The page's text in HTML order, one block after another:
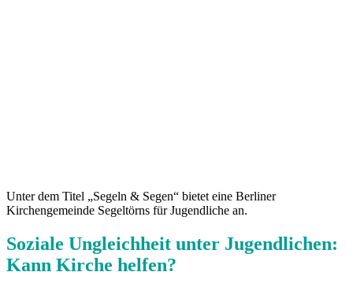
Unter dem Titel „Segeln & Segen“ bietet eine Berliner
Kirchengemeinde Segeltörns für Jugendliche an.
Soziale Ungleichheit unter Jugendlichen:
Kann Kirche helfen?